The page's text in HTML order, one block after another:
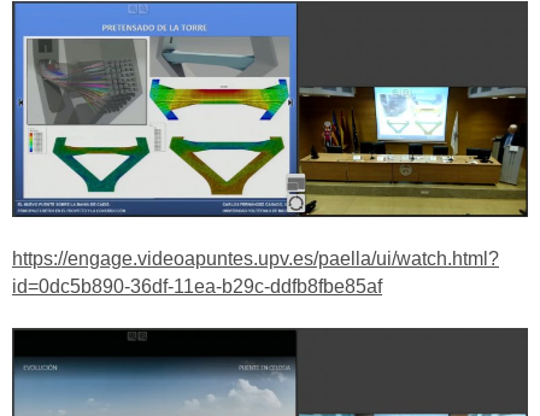
https://engage.videoapuntes.upv.es/paella/ui/watch.html?
id=0dc5b890-36df-11ea-b29c-ddfb8fbe85af